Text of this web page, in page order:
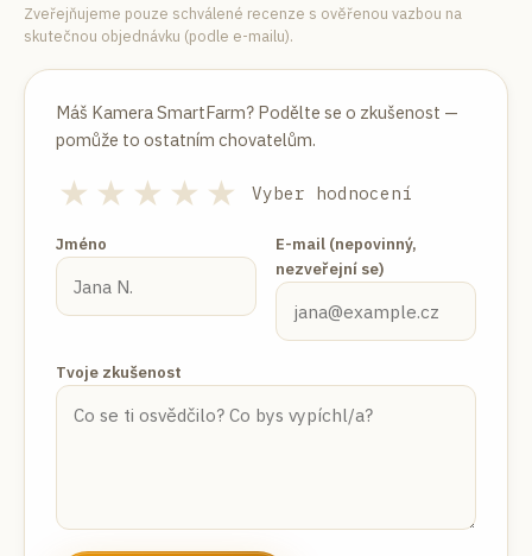
Zveřejňujeme pouze schválené recenze s ověřenou vazbou na
skutečnou objednávku (podle e-mailu).
Máš Kamera SmartFarm? Podělte se o zkušenost —
pomůže to ostatním chovatelům.
★ ★ ★ ★ ★ Vyber hodnocení
Jméno
E-mail (nepovinný,
nezveřejní se)
Tvoje zkušenost